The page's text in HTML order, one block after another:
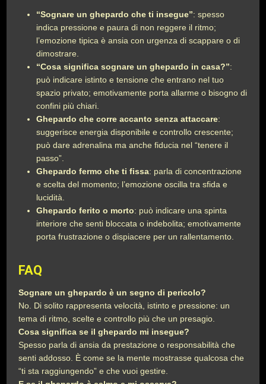
“Sognare un ghepardo che ti insegue”: spesso
indica pressione e paura di non reggere il ritmo;
l’emozione tipica è ansia con urgenza di scappare o di
dimostrare.
“Cosa significa sognare un ghepardo in casa?”:
può indicare istinto e tensione che entrano nel tuo
spazio privato; emotivamente porta allarme o bisogno di
confini più chiari.
Ghepardo che corre accanto senza attaccare:
suggerisce energia disponibile e controllo crescente;
può dare adrenalina ma anche fiducia nel “tenere il
passo”.
Ghepardo fermo che ti fissa: parla di concentrazione
e scelta del momento; l’emozione oscilla tra sfida e
lucidità.
Ghepardo ferito o morto: può indicare una spinta
interiore che senti bloccata o indebolita; emotivamente
porta frustrazione o dispiacere per un rallentamento.
FAQ
Sognare un ghepardo è un segno di pericolo?
No. Di solito rappresenta velocità, istinto e pressione: un
tema di ritmo, scelte e controllo più che un presagio.
Cosa significa se il ghepardo mi insegue?
Spesso parla di ansia da prestazione o responsabilità che
senti addosso. È come se la mente mostrasse qualcosa che
“ti sta raggiungendo” e che vuoi gestire.